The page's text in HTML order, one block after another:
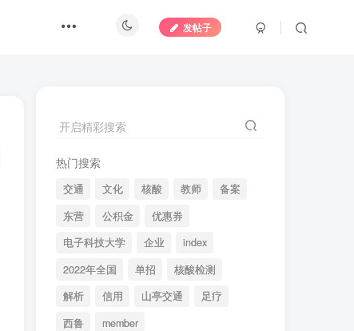
发帖子
开启精彩搜索
热门搜索
交通 文化 核酸 教师
备案
东营
公积金
优惠券
电子科技大学
企业
index
2022年全国
单招
核酸检测
解析
信用 山亭交通
足疗
西鲁
member